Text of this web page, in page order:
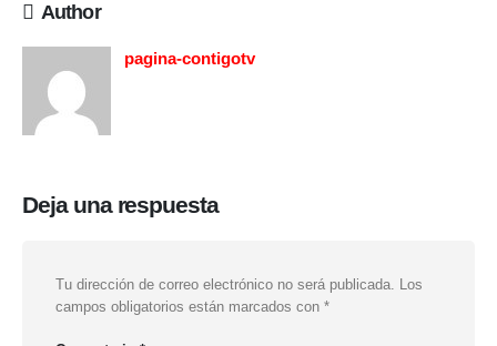
Author
pagina-contigotv
Deja una respuesta
Tu dirección de correo electrónico no será publicada. Los
campos obligatorios están marcados con *